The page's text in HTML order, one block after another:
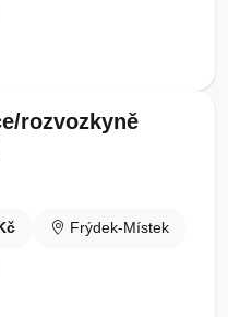
rozvozkyně
Frýdek-Místek